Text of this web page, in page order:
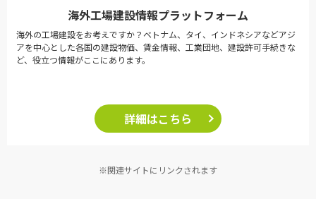
海外工場建設情報プラットフォーム
海外の工場建設をお考えですか？ベトナム、タイ、インドネシアなどアジ
アを中心とした各国の建設物価、賃金情報、工業団地、建設許可手続きな
ど、役立つ情報がここにあります。
詳細はこちら
※関連サイトにリンクされます